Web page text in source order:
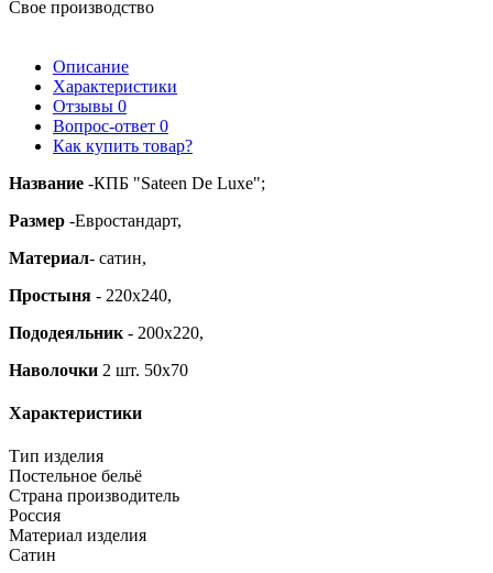
Свое производство
Описание
Характеристики
Отзывы 0
Вопрос-ответ 0
Как купить товар?
Название -КПБ "Sateen De Luxe";
Размер -Евростандарт,
Материал- сатин,
Простыня - 220х240,
Пододеяльник - 200х220,
Наволочки 2 шт. 50х70
Характеристики
Тип изделия
Постельное бельё
Страна производитель
Россия
Материал изделия
Сатин